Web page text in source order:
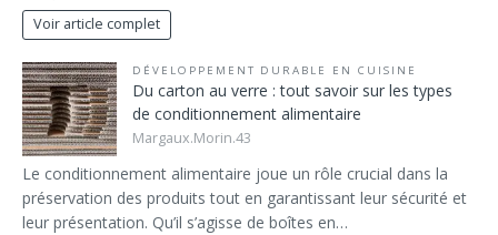
Voir article complet
DÉVELOPPEMENT DURABLE EN CUISINE
Du carton au verre : tout savoir sur les types
de conditionnement alimentaire
Margaux.Morin.43
Le conditionnement alimentaire joue un rôle crucial dans la
préservation des produits tout en garantissant leur sécurité et
leur présentation. Qu’il s’agisse de boîtes en…